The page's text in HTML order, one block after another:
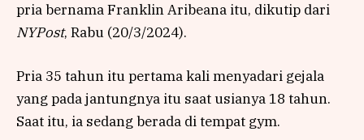
pria bernama Franklin Aribeana itu, dikutip dari
NYPost, Rabu (20/3/2024).
Pria 35 tahun itu pertama kali menyadari gejala
yang pada jantungnya itu saat usianya 18 tahun.
Saat itu, ia sedang berada di tempat gym.